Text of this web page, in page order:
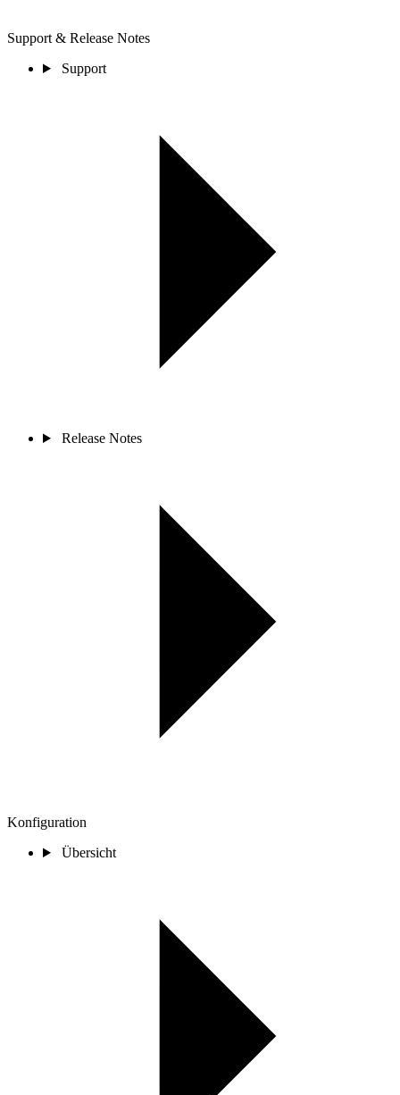
Support & Release Notes
Support
Release Notes
Konfiguration
Übersicht